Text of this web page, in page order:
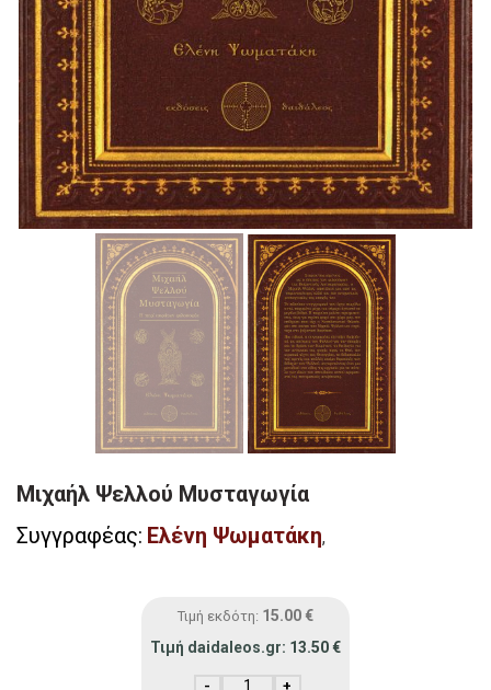
Μιχαήλ Ψελλού Μυσταγωγία
Συγγραφέας: Ελένη Ψωματάκη,
Τιμή εκδότη: 15.00 €
Τιμή daidaleos.gr: 13.50€